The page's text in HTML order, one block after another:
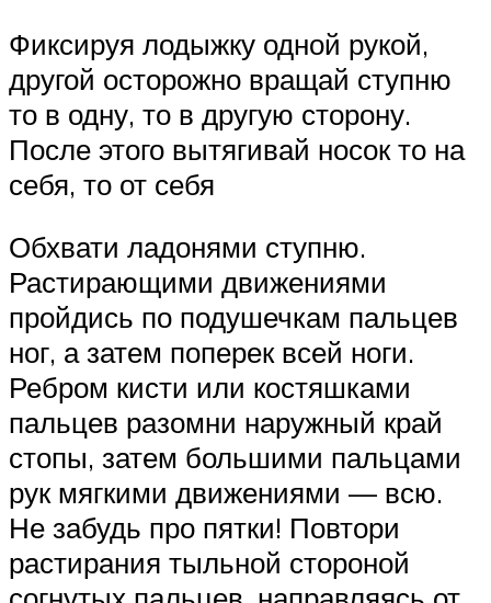
Фиксируя лодыжку одной рукой,
другой осторожно вращай ступню
то в одну, то в другую сторону.
После этого вытягивай носок то на
себя, то от себя
Обхвати ладонями ступню.
Растирающими движениями
пройдись по подушечкам пальцев
ног, а затем поперек всей ноги.
Ребром кисти или костяшками
пальцев разомни наружный край
стопы, затем большими пальцами
рук мягкими движениями — всю.
Не забудь про пятки! Повтори
растирания тыльной стороной